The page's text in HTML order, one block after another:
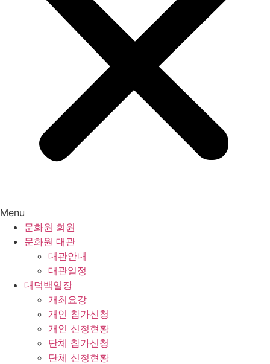
Menu
문화원 회원
문화원 대관
대관안내
대관일정
대덕백일장
개최요강
개인 참가신청
개인 신청현황
단체 참가신청
단체 신청현황